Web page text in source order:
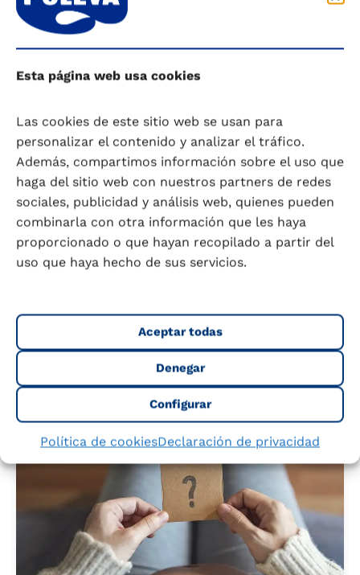
Esta página web usa cookies
Las cookies de este sitio web se usan para
personalizar el contenido y analizar el tráfico.
Además, compartimos información sobre el uso que
haga del sitio web con nuestros partners de redes
sociales, publicidad y análisis web, quienes pueden
combinarla con otra información que les haya
proporcionado o que hayan recopilado a partir del
uso que haya hecho de sus servicios.
Aceptar todas
Denegar
Configurar
Política de cookiesDeclaración de privacidad
Embarazo
Preparar la canastilla del bebé
Días antes del parto la futura mamá tendrá
que estar preparada para el día...